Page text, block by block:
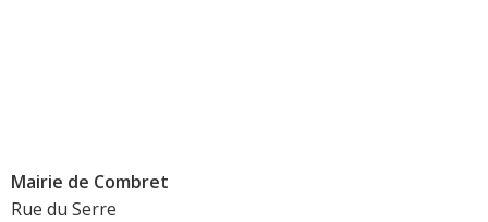
Mairie de Combret
Rue du Serre